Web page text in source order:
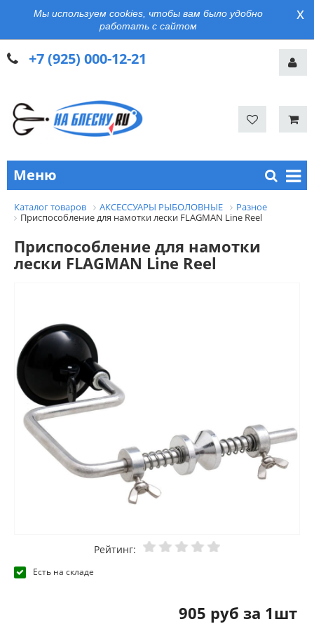
Мы используем cookies, чтобы вам было удобно
работать с сайтом
x
+7 (925) 000-12-21
Меню
Каталог товаров АКСЕССУАРЫ РЫБОЛОВНЫЕ
Разное
Приспособление для намотки лески FLAGMAN Line Reel
Приспособление для намотки
лески FLAGMAN Line Reel
Рейтинг:
Есть на складе
905 руб за 1шт